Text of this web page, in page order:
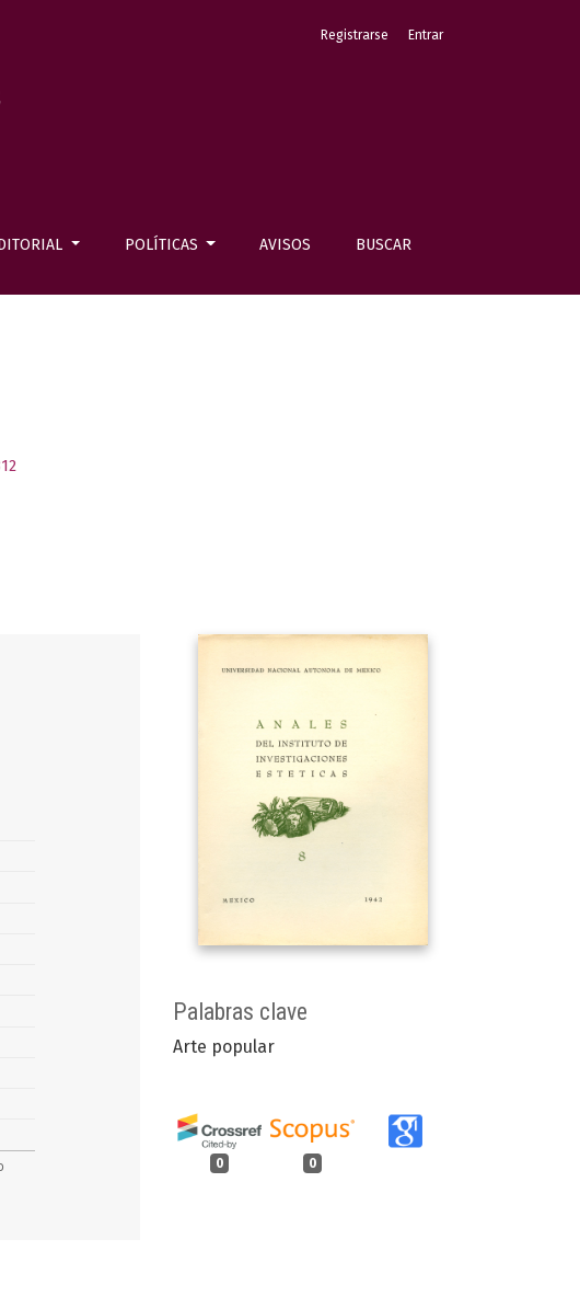
POLÍTICAS AVISOS BUSCAR
Registrarse Entrar
Palabras clave
Arte popular
0 0